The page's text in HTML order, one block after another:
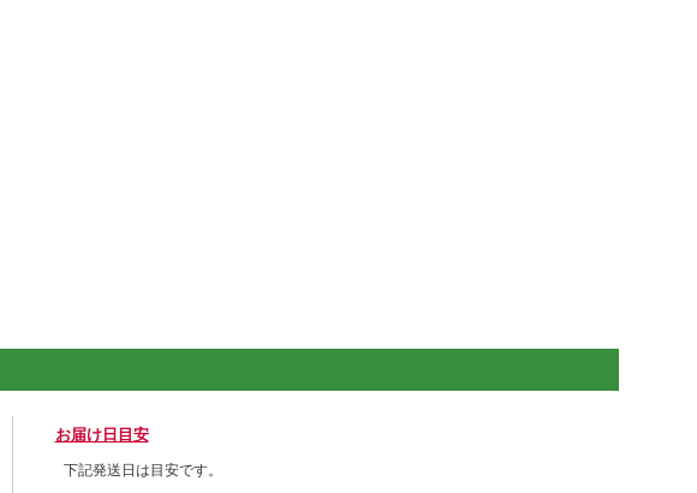
お届け日目安
下記発送日は目安です。